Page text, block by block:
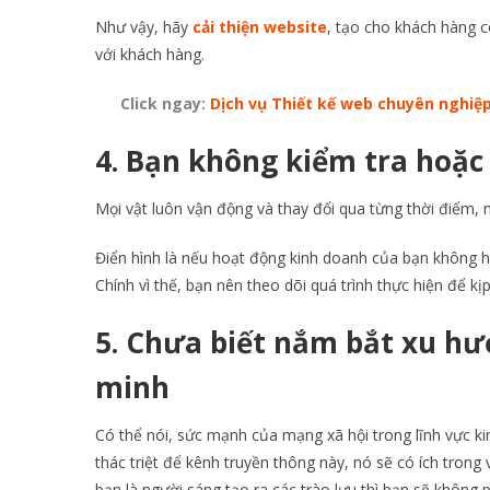
Như vậy, hãy cải thiện website, tạo cho khách hàng
với khách hàng.
Click ngay: Dịch vụ Thiết kế web chuyên
4. Bạn không kiểm tra
Mọi vật luôn vận động và thay đổi qua từng thời điểm,
Điển hình là nếu hoạt động kinh doanh của bạn không
Chính vì thế, bạn nên theo dõi quá trình thực hiện để
5. Chưa biết nắm bắt xu
minh
Có thể nói, sức mạnh của mạng xã hội trong lĩnh vực
thác triệt để kênh truyền thông này, nó sẽ có ích